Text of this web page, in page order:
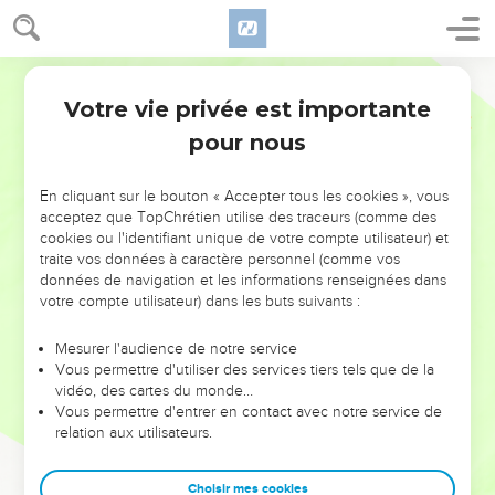
NE MANQUEZ PAS L’ÉVÉNEMENT
DE L’ANNÉE !
ET SI LEURS ERREURS POUVAIENT VOUS ÉVITER LES
VOTRES ?
leur foi ou leur vision. Mais on voit moins les doutes, les erreurs
et les saisons difficiles qu'ils ont traversés, alors même que ce
sont elles qui les ont façonnés.
Dans cette conférence, leaders, entrepreneurs, et responsables
clés pour avancer avec plus de sagesse afin que leurs erreurs
Votre vie privée est importante
pour nous
En cliquant sur le bouton « Accepter tous les cookies », vous
acceptez que TopChrétien utilise des traceurs (comme des
cookies ou l'identifiant unique de votre compte utilisateur) et
traite vos données à caractère personnel (comme vos
données de navigation et les informations renseignées dans
votre compte utilisateur) dans les buts suivants :
Mesurer l'audience de notre service
Vous permettre d'utiliser des services tiers tels que de la
vidéo, des cartes du monde…
Vous permettre d'entrer en contact avec notre service de
relation aux utilisateurs.
Choisir mes cookies